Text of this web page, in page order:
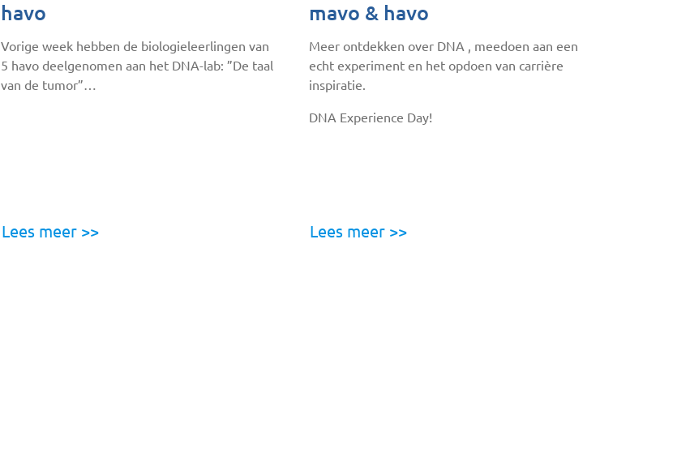
havo
Vorige week hebben de biologieleerlingen van
5 havo deelgenomen aan het DNA-lab: ”De taal
van de tumor”…
Lees meer >>
mavo & havo
Meer ontdekken over DNA , meedoen aan een
echt experiment en het opdoen van carrière
inspiratie.
DNA Experience Day!
Lees meer >>